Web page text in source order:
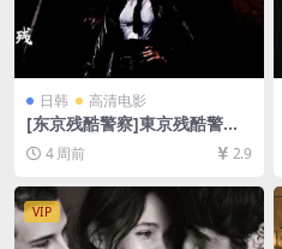
日韩 高清电影
[东京残酷警察]東京残酷警察
(2008)[百度网盘+夸克网盘10
80P超清未删减资源][网盘在
线播放/下载][MP4/7.4GB][中
文字幕]
4 周前 2.9
VIP